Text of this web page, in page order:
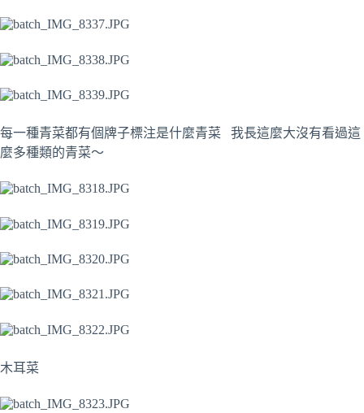
每一種青菜都有個牌子標注是什麼青菜 我長這麼大沒有看過這
麼多種類的青菜～
木耳菜